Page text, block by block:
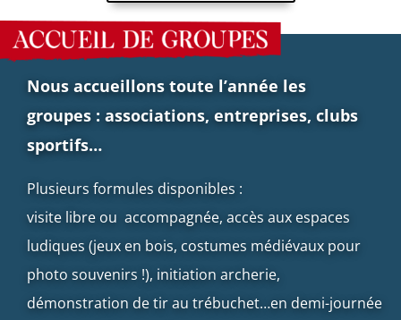
Nous accueillons toute l’année les
groupes : associations, entreprises, clubs
sportifs…
Plusieurs formules disponibles :
visite libre ou accompagnée, accès aux espaces
ludiques (jeux en bois, costumes médiévaux pour
photo souvenirs !), initiation archerie,
démonstration de tir au trébuchet…en demi-journée